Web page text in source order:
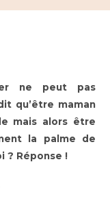
ne peut pas
qu’être maman
mais alors être
la palme de
? Réponse !